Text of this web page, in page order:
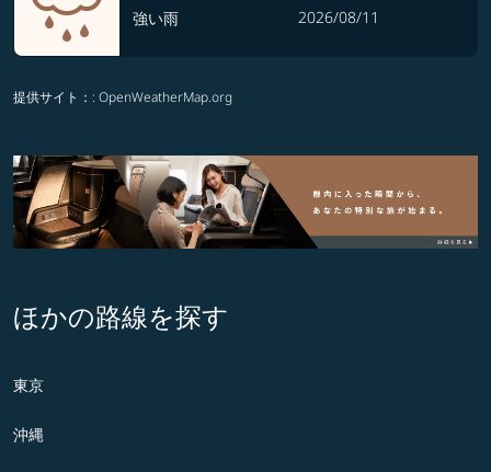
強い雨
2026/08/11
提供サイト： : OpenWeatherMap.org
ほかの路線を探す
東京
沖縄